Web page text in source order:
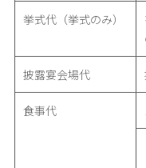
挙式代（挙式のみ）
披露宴会場代
食事代